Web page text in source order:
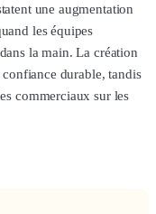
une augmentation
les équipes
la main. La création
durable, tandis
commerciaux sur les